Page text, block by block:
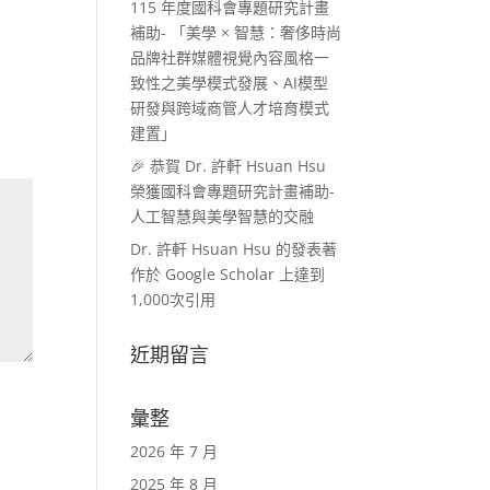
115 年度國科會專題研究計畫
補助- 「美學 × 智慧：奢侈時尚
品牌社群媒體視覺內容風格一
致性之美學模式發展、AI模型
研發與跨域商管人才培育模式
建置」
🎉 恭賀 Dr. 許軒 Hsuan Hsu
榮獲國科會專題研究計畫補助-
人工智慧與美學智慧的交融
Dr. 許軒 Hsuan Hsu 的發表著
作於 Google Scholar 上達到
1,000次引用
近期留言
彙整
2026 年 7 月
2025 年 8 月